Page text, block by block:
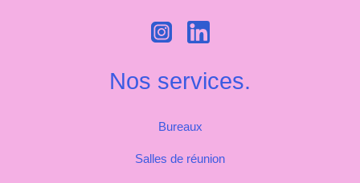
Nos services.
Bureaux
Salles de réunion